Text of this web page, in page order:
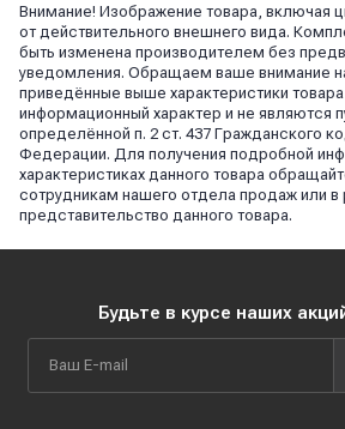
Внимание! Изображение товара, включая
от действительного внешнего вида.
быть изменена производителем без
уведомления. Обращаем ваше внимание
приведённые выше характеристики
информационный характер и не являются
определённой п. 2 ст. 437 Гражданского
Федерации. Для получения подробной
характеристиках данного товара
сотрудникам нашего отдела продаж или в
представительство данного товара.
Будьте в курсе наших